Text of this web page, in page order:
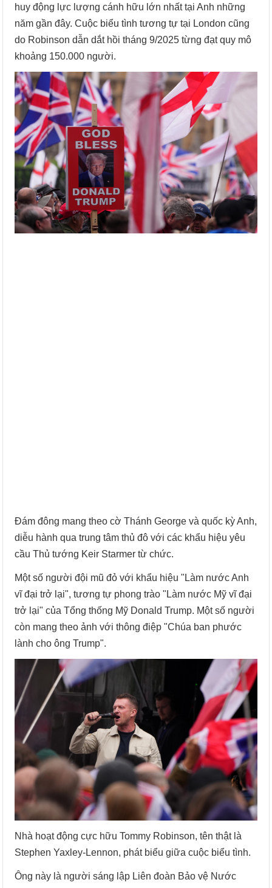
huy động lực lượng cánh hữu lớn nhất tại Anh những
năm gần đây. Cuộc biểu tình tương tự tại London cũng
do Robinson dẫn dắt hồi tháng 9/2025 từng đạt quy mô
khoảng 150.000 người.
Đám đông mang theo cờ Thánh George và quốc kỳ Anh,
diễu hành qua trung tâm thủ đô với các khẩu hiệu yêu
cầu Thủ tướng Keir Starmer từ chức.
Một số người đội mũ đỏ với khẩu hiệu "Làm nước Anh
vĩ đại trở lại", tương tự phong trào "Làm nước Mỹ vĩ đại
trở lại" của Tổng thống Mỹ Donald Trump. Một số người
còn mang theo ảnh với thông điệp "Chúa ban phước
lành cho ông Trump".
Nhà hoạt động cực hữu Tommy Robinson, tên thật là
Stephen Yaxley-Lennon, phát biểu giữa cuộc biểu tình.
Ông này là người sáng lập Liên đoàn Bảo vệ Nước